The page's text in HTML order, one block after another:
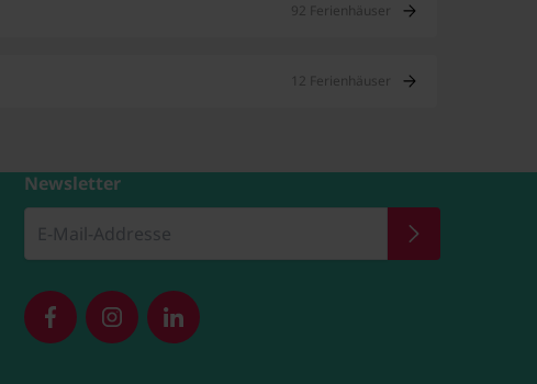
92 Ferienhäuser
12 Ferienhäuser
Newsletter